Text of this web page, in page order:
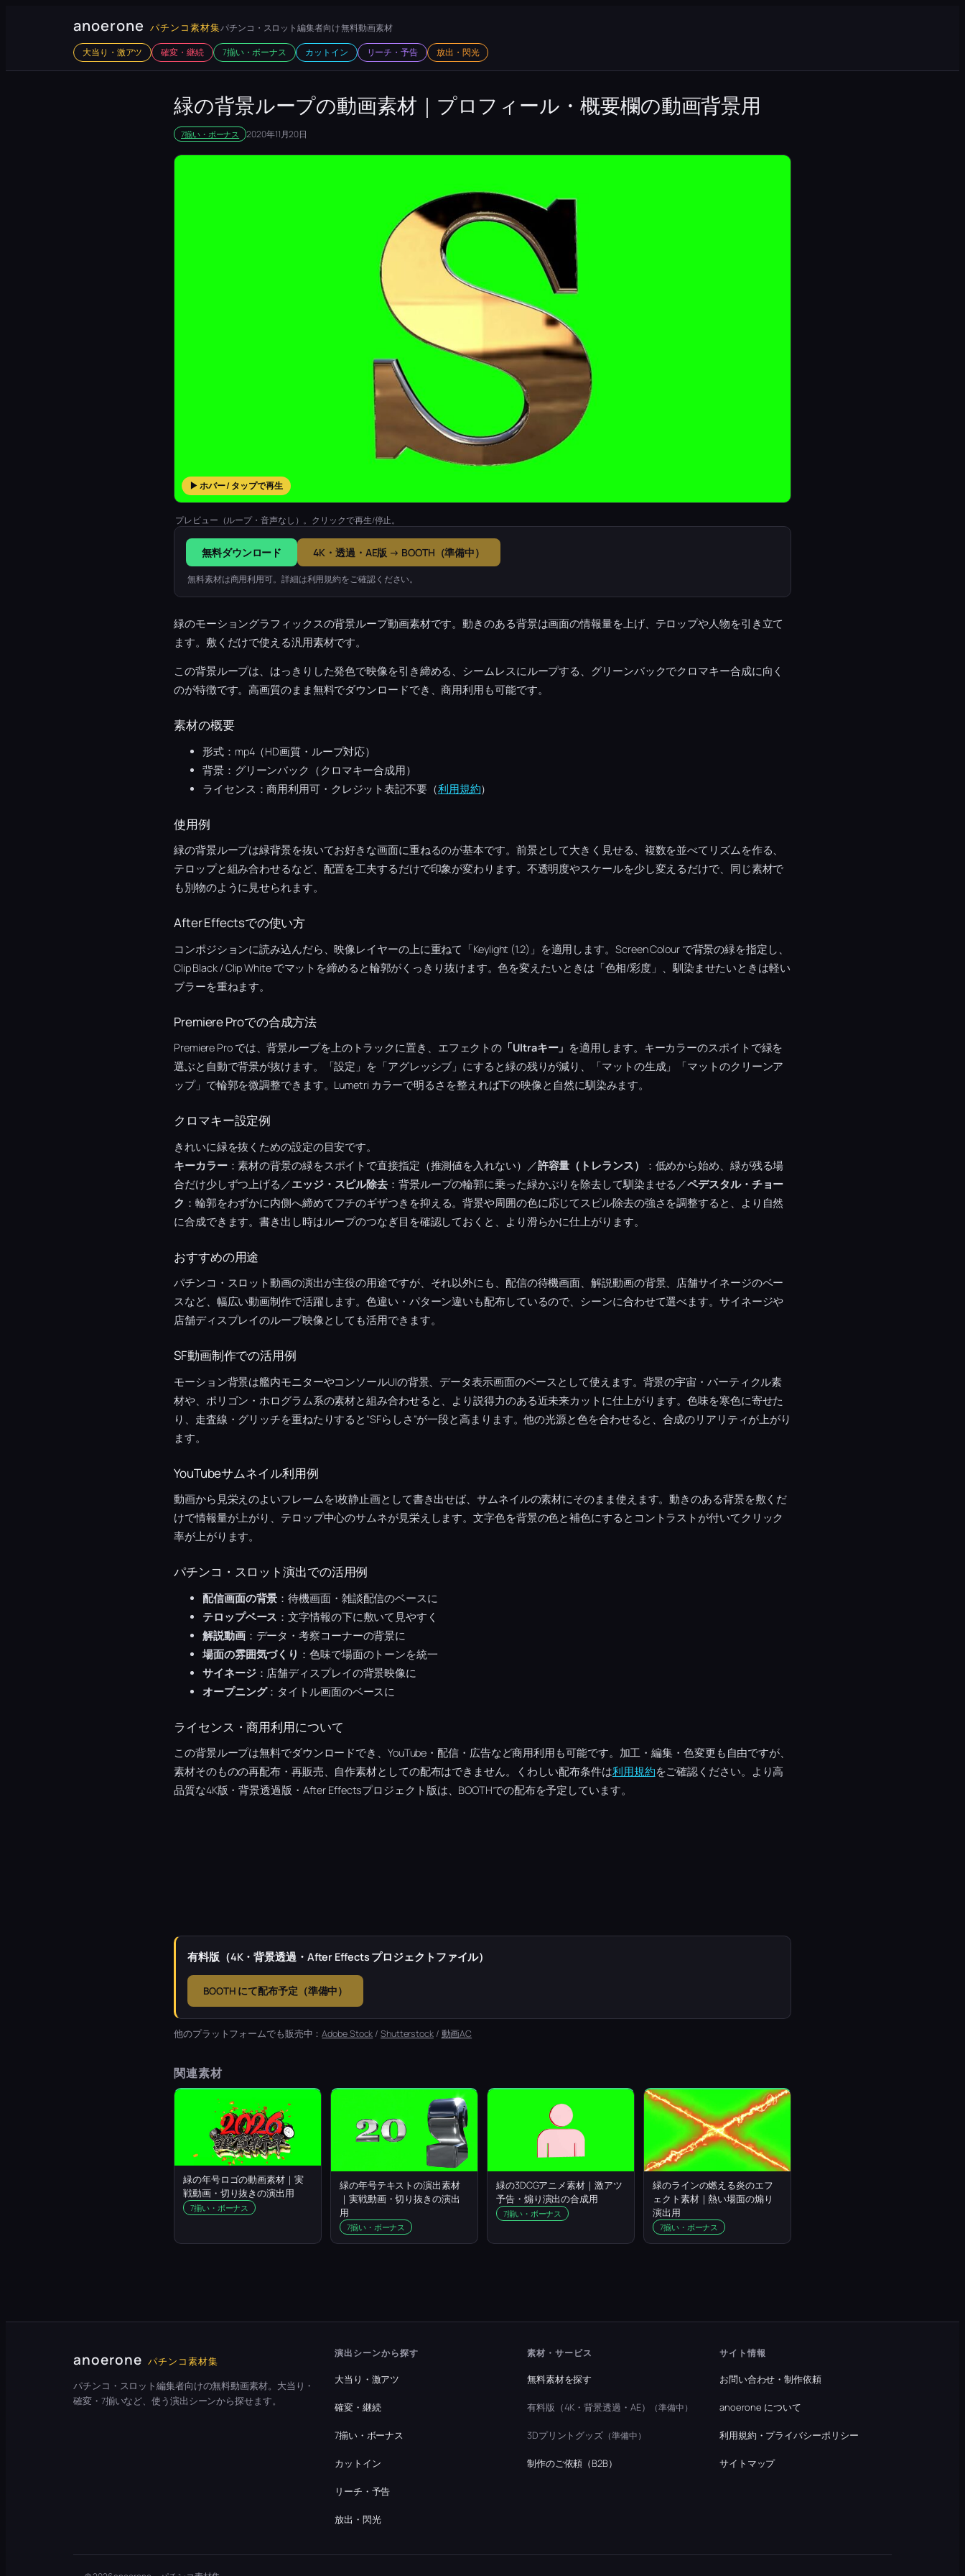
anoerone パチンコ素材集パチンコ・スロット編集者向け 無料動画素材
大当り・激アツ
確変・継続 7揃い・ボーナス カットイン リーチ・予告 放出・閃光
緑の背景ループの動画素材｜プロフィール・概要欄の動画背景用
7揃い・ボーナス 2020年11月20日
▶ ホバー / タップで再生
プレビュー（ループ・音声なし）。クリックで再生/停止。
無料ダウンロード 4K・透過・AE版 → BOOTH（準備中）
無料素材は商用利用可。詳細は利用規約をご確認ください。
緑のモーショングラフィックスの背景ループ動画素材です。動きのある背景は画面の情報量を上げ、テロップや人物を引き立て
ます。敷くだけで使える汎用素材です。
この背景ループは、はっきりした発色で映像を引き締める、シームレスにループする、グリーンバックでクロマキー合成に向く
のが特徴です。高画質のまま無料でダウンロードでき、商用利用も可能です。
素材の概要
形式：mp4（HD画質・ループ対応）
背景：グリーンバック（クロマキー合成用）
ライセンス：商用利用可・クレジット表記不要（利用規約）
使用例
緑の背景ループは緑背景を抜いてお好きな画面に重ねるのが基本です。前景として大きく見せる、複数を並べてリズムを作る、
テロップと組み合わせるなど、配置を工夫するだけで印象が変わります。不透明度やスケールを少し変えるだけで、同じ素材で
も別物のように見せられます。
After Effectsでの使い方
コンポジションに読み込んだら、映像レイヤーの上に重ねて「Keylight (1.2)」を適用します。Screen Colour で背景の緑を指定し、
Clip Black / Clip White でマットを締めると輪郭がくっきり抜けます。色を変えたいときは「色相/彩度」、馴染ませたいときは軽い
ブラーを重ねます。
Premiere Proでの合成方法
Premiere Pro では、背景ループを上のトラックに置き、エフェクトの 「Ultraキー」 を適用します。キーカラーのスポイトで緑を
選ぶと自動で背景が抜けます。「設定」を「アグレッシブ」にすると緑の残りが減り、「マットの生成」「マットのクリーンア
ップ」で輪郭を微調整できます。Lumetri カラーで明るさを整えれば下の映像と自然に馴染みます。
クロマキー設定例
きれいに緑を抜くための設定の目安です。
キーカラー：素材の背景の緑をスポイトで直接指定（推測値を入れない）／許容量（トレランス）
：低めから始め、緑が残る場
合だけ少しずつ上げる／エッジ・スピル除去 ：背景ループの輪郭に乗った緑かぶりを除去して馴染ませる／ペデスタル・チョー
ク ：輪郭をわずかに内側へ締めてフチのギザつきを抑える。背景や周囲の色に応じてスピル除去の強さを調整すると、より自然
に合成できます。書き出し時はループのつなぎ目を確認しておくと、より滑らかに仕上がります。
おすすめの用途
パチンコ・スロット動画の演出が主役の用途ですが、それ以外にも、配信の待機画面、解説動画の背景、店舗サイネージのベー
スなど、幅広い動画制作で活躍します。色違い・パターン違いも配布しているので、シーンに合わせて選べます。サイネージや
店舗ディスプレイのループ映像としても活用できます。
SF動画制作での活用例
モーション背景は艦内モニターやコンソールUIの背景、データ表示画面のベースとして使えます。背景の宇宙・パーティクル素
材や、ポリゴン・ホログラム系の素材と組み合わせると、より説得力のある近未来カットに仕上がります。色味を寒色に寄せた
り、走査線・グリッチを重ねたりすると“SFらしさ”が一段と高まります。他の光源と色を合わせると、合成のリアリティが上がり
ます。
YouTubeサムネイル利用例
動画から見栄えのよいフレームを1枚静止画として書き出せば、サムネイルの素材にそのまま使えます。動きのある背景を敷くだ
けで情報量が上がり、テロップ中心のサムネが見栄えします。文字色を背景の色と補色にするとコントラストが付いてクリック
率が上がります。
パチンコ・スロット演出での活用例
配信画面の背景 ：待機画面・雑談配信のベースに
テロップベース ：文字情報の下に敷いて見やすく
解説動画：データ・考察コーナーの背景に
場面の雰囲気づくり ：色味で場面のトーンを統一
サイネージ：店舗ディスプレイの背景映像に
オープニング：タイトル画面のベースに
ライセンス・商用利用について
この背景ループは無料でダウンロードでき、YouTube・配信・広告など商用利用も可能です。加工・編集・色変更も自由ですが、
素材そのものの再配布・再販売、自作素材としての配布はできません。くわしい配布条件は利用規約をご確認ください。より高
品質な4K版・背景透過版・After Effectsプロジェクト版は、BOOTHでの配布を予定しています。
有料版（4K・背景透過・After Effects プロジェクトファイル）
BOOTH にて配布予定（準備中）
他のプラットフォームでも販売中：Adobe Stock /Shutterstock/ 動画AC
関連素材
緑の年号ロゴの動画素材｜実
戦動画・切り抜きの演出用
7揃い・ボーナス
緑の年号テキストの演出素材
｜実戦動画・切り抜きの演出
用
7揃い・ボーナス
緑の3DCGアニメ素材｜激アツ
予告・煽り演出の合成用
7揃い・ボーナス
緑のラインの燃える炎のエフ
ェクト素材｜熱い場面の煽り
演出用
7揃い・ボーナス
anoerone パチンコ素材集
パチンコ・スロット編集者向けの無料動画素材。大当り・
確変・7揃いなど、使う演出シーンから探せます。
演出シーンから探す
大当り・激アツ
確変・継続
7揃い・ボーナス
カットイン
リーチ・予告
放出・閃光
素材・サービス
無料素材を探す
有料版（4K・背景透過・AE） （準備中）
3Dプリントグッズ （準備中）
制作のご依頼（B2B）
サイト情報
お問い合わせ・制作依頼
anoerone について
利用規約・プライバシーポリシー
サイトマップ